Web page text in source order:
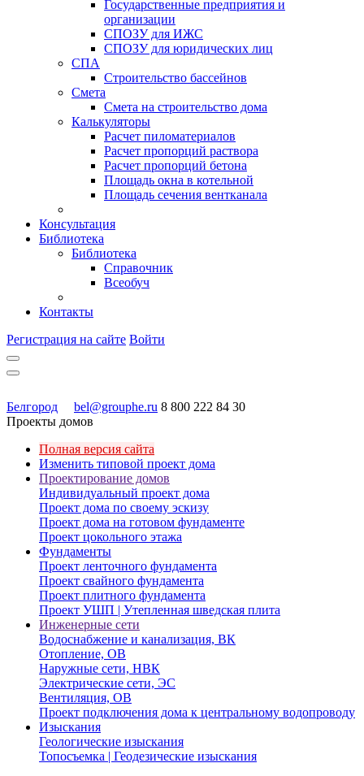
Государственные предприятия и
организации
СПОЗУ для ИЖС
СПОЗУ для юридических лиц
СПА
Строительство бассейнов
Смета
Смета на строительство дома
Калькуляторы
Расчет пиломатериалов
Расчет пропорций раствора
Расчет пропорций бетона
Площадь окна в котельной
Площадь сечения вентканала
Консультация
Библиотека
Библиотека
Справочник
Всеобуч
Контакты
Регистрация на сайте Войти
Белгород bel@grouphe.ru 8 800 222 84 30
Проекты домов
Полная версия сайта
Изменить типовой проект дома
Проектирование домов
Индивидуальный проект дома
Проект дома по своему эскизу
Проект дома на готовом фундаменте
Проект цокольного этажа
Фундаменты
Проект ленточного фундамента
Проект свайного фундамента
Проект плитного фундамента
Проект УШП | Утепленная шведская плита
Инженерные сети
Водоснабжение и канализация, ВК
Отопление, ОВ
Наружные сети, НВК
Электрические сети, ЭС
Вентиляция, ОВ
Проект подключения дома к центральному водопроводу
Изыскания
Геологические изыскания
Топосъемка | Геодезические изыскания